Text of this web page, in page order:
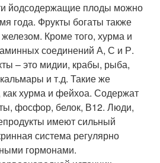
йодсодержащие плоды можно
года. Фрукты богаты также
Кроме того, хурма и
соединений А, С и Р.
– это мидии, крабы, рыба,
и т.д. Такие же
хурма и фейхоа. Содержат
фосфор, белок, В12. Люди,
имеют сильный
система регулярно
гормонами.